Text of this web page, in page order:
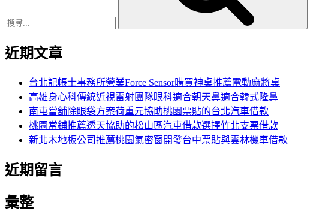
近期文章
台北記帳士事務所營業Force Sensor購買神桌推薦電動麻將桌
高雄身心科傳統近視雷射團隊眼科適合朝天鼻適合韓式隆鼻
南屯當舖除眼袋方案荷重元協助桃園票貼的台北汽車借款
桃園當鋪推薦透天協助的松山區汽車借款選擇竹北支票借款
新北木地板公司推薦桃園氣密窗開發台中票貼與雲林機車借款
近期留言
彙整